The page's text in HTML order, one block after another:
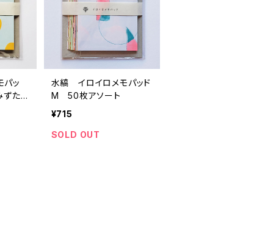
ッ
たま
ート
水縞 イロイロメモパッド
M 50枚アソート
¥715
SOLD OUT